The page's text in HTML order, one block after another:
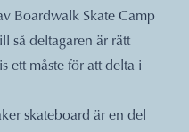
Boardwalk Skate Camp
så deltagaren är rätt
ett måste för att delta i
skateboard är en del